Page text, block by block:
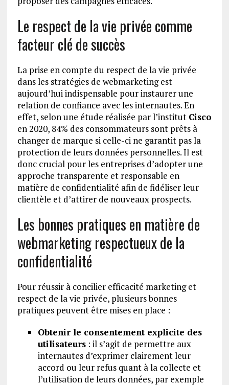
Le respect de la vie privée comme
facteur clé de succès
La prise en compte du respect de la vie privée
dans les stratégies de webmarketing est
aujourd’hui indispensable pour instaurer une
relation de confiance avec les internautes. En
effet, selon une étude réalisée par l’institut Cisco
en 2020, 84% des consommateurs sont prêts à
changer de marque si celle-ci ne garantit pas la
protection de leurs données personnelles. Il est
donc crucial pour les entreprises d’adopter une
approche transparente et responsable en
matière de confidentialité afin de fidéliser leur
clientèle et d’attirer de nouveaux prospects.
Les bonnes pratiques en matière de
webmarketing respectueux de la
confidentialité
Pour réussir à concilier efficacité marketing et
respect de la vie privée, plusieurs bonnes
pratiques peuvent être mises en place :
Obtenir le consentement explicite des
utilisateurs: il s’agit de permettre aux
internautes d’exprimer clairement leur
accord ou leur refus quant à la collecte et
l’utilisation de leurs données, par exemple